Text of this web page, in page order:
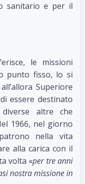
sanitario e per il
le missioni
punto fisso, lo si
Superiore
essere destinato
altre che
1966, nel giorno
nella vita
alla carica con il
volta «per tre anni
nostra missione in